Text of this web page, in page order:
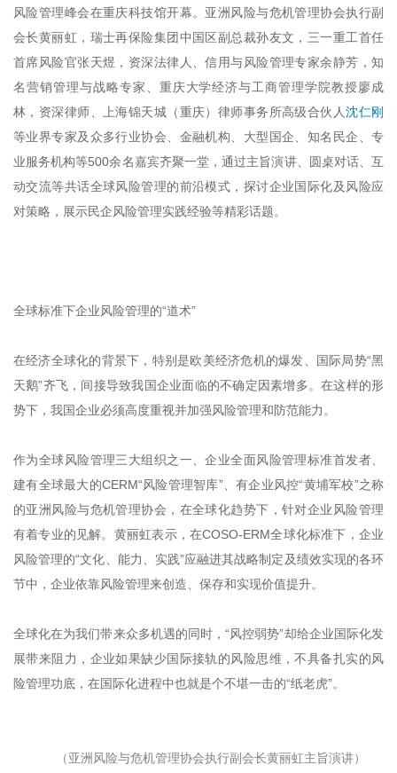
风险管理峰会在重庆科技馆开幕。亚洲风险与危机管理协会执行副
会长黄丽虹，瑞士再保险集团中国区副总裁孙友文，三一重工首任
首席风险官张天煜，资深法律人、信用与风险管理专家余静芳，知
名营销管理与战略专家、重庆大学经济与工商管理学院教授廖成
林，资深律师、上海锦天城（重庆）律师事务所高级合伙人沈仁刚
等业界专家及众多行业协会、金融机构、大型国企、知名民企、专
业服务机构等500余名嘉宾齐聚一堂，通过主旨演讲、圆桌对话、互
动交流等共话全球风险管理的前沿模式，探讨企业国际化及风险应
对策略，展示民企风险管理实践经验等精彩话题。
全球标准下企业风险管理的“道术”
在经济全球化的背景下，特别是欧美经济危机的爆发、国际局势“黑
天鹅”齐飞，间接导致我国企业面临的不确定因素增多。在这样的形
势下，我国企业必须高度重视并加强风险管理和防范能力。
作为全球风险管理三大组织之一、企业全面风险管理标准首发者、
建有全球最大的CERM“风险管理智库”、有企业风控“黄埔军校”之称
的亚洲风险与危机管理协会，在全球化趋势下，针对企业风险管理
有着专业的见解。黄丽虹表示，在COSO-ERM全球化标准下，企业
风险管理的“文化、能力、实践”应融进其战略制定及绩效实现的各环
节中，企业依靠风险管理来创造、保存和实现价值提升。
全球化在为我们带来众多机遇的同时，“风控弱势”却给企业国际化发
展带来阻力，企业如果缺少国际接轨的风险思维，不具备扎实的风
险管理功底，在国际化进程中也就是个不堪一击的“纸老虎”。
（亚洲风险与危机管理协会执行副会长黄丽虹主旨演讲）